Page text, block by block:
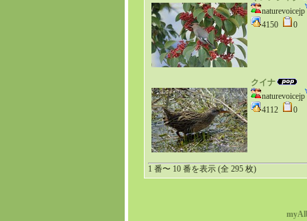
naturevoicejp
4150
0
クイナ
naturevoicejp
4112
0
1 番〜 10 番を表示 (全 295 枚)